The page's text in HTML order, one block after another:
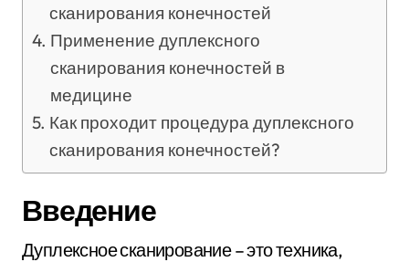
сканирования конечностей
Применение дуплексного
сканирования конечностей в
медицине
Как проходит процедура дуплексного
сканирования конечностей?
Введение
Дуплексное сканирование – это техника,